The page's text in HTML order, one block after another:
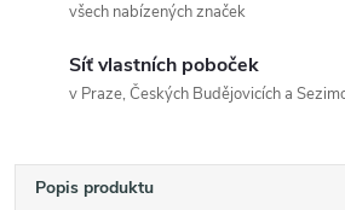
všech nabízených značek
Síť vlastních poboček
v Praze, Českých Budějovicích a
Popis produktu